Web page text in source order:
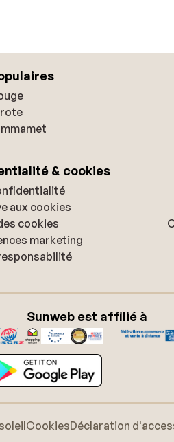
& cookies
aux cookies
cookies
marketing
Sunweb est affilié à
CookiesDéclaration